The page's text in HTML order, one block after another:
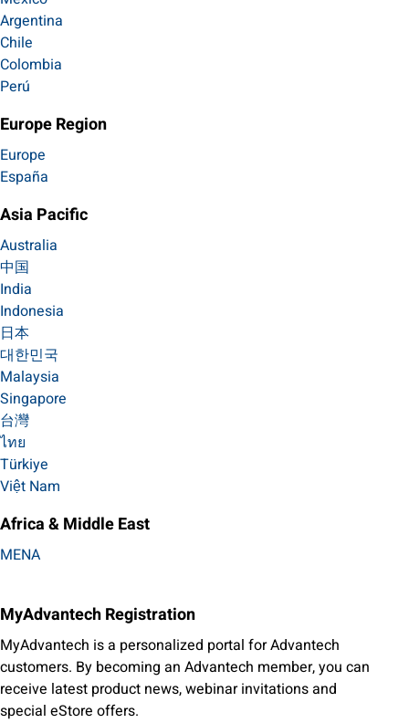
Argentina
Chile
Colombia
Perú
Europe Region
Europe
España
Asia Pacific
Australia
中国
India
Indonesia
日本
대한민국
Malaysia
Singapore
台灣
ไทย
Türkiye
Việt Nam
Africa & Middle East
MENA
MyAdvantech Registration
MyAdvantech is a personalized portal for Advantech
customers. By becoming an Advantech member, you can
receive latest product news, webinar invitations and
special eStore offers.